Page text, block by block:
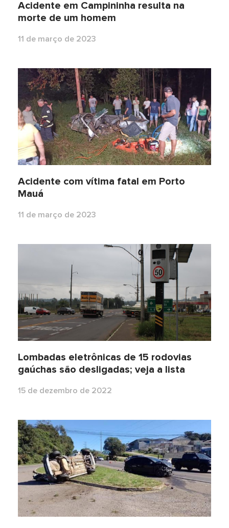
Acidente em Campininha resulta na
morte de um homem
11 de março de 2023
Acidente com vítima fatal em Porto
Mauá
11 de março de 2023
Lombadas eletrônicas de 15 rodovias
gaúchas são desligadas; veja a lista
15 de dezembro de 2022